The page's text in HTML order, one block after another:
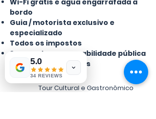
Wi-Fi grátis e água engarrafada a
bordo
Guia / motorista exclusivo e
especializado
Todos os impostos
Seguro de responsabilidade pública
e acidentes pessoais
Tour Cultural e Gastronômico
5.0
34 REVIEWS